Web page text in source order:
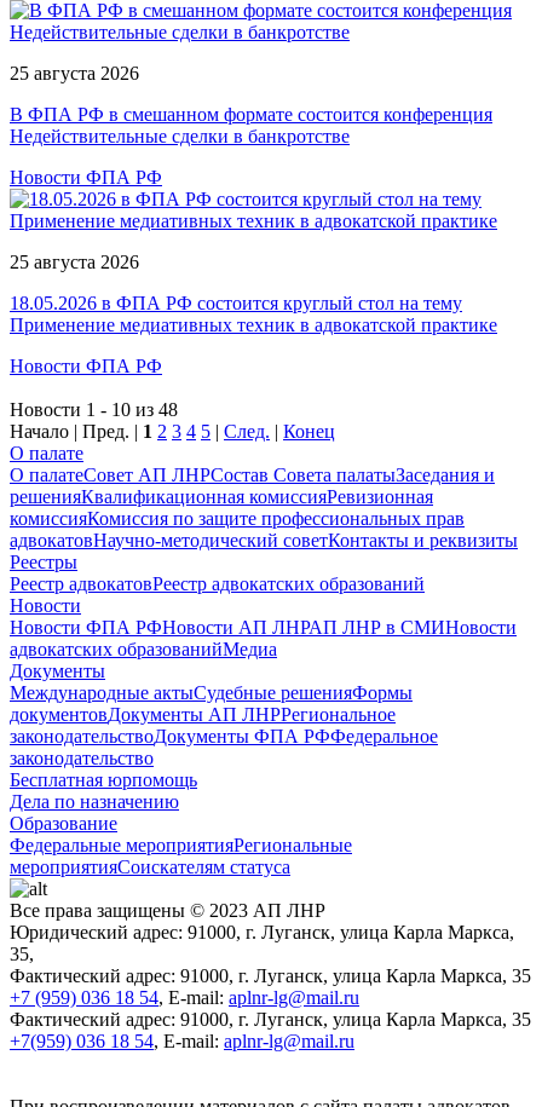
25 августа 2026
В ФПА РФ в смешанном формате состоится конференция
Недействительные сделки в банкротстве
Новости ФПА РФ
25 августа 2026
18.05.2026 в ФПА РФ состоится круглый стол на тему
Применение медиативных техник в адвокатской практике
Новости ФПА РФ
Новости 1 - 10 из 48
Начало | Пред. | 1 2 3 4 5 | След. | Конец
О палате
О палатеСовет АП ЛНРСостав Совета палатыЗаседания и
решенияКвалификационная комиссияРевизионная
комиссияКомиссия по защите профессиональных прав
адвокатовНаучно-методический советКонтакты и реквизиты
Реестры
Реестр адвокатовРеестр адвокатских образований
Новости
Новости ФПА РФНовости АП ЛНРАП ЛНР в СМИНовости
адвокатских образованийМедиа
Документы
Международные актыСудебные решенияФормы
документовДокументы АП ЛНРРегиональное
законодательствоДокументы ФПА РФФедеральное
законодательство
Бесплатная юрпомощь
Дела по назначению
Образование
Федеральные мероприятияРегиональные
мероприятияСоискателям статуса
Все права защищены © 2023 АП ЛНР
Юридический адрес: 91000, г. Луганск, улица Карла Маркса,
35,
Фактический адрес: 91000, г. Луганск, улица Карла Маркса, 35
+7 (959) 036 18 54, E-mail: aplnr-lg@mail.ru
Фактический адрес: 91000, г. Луганск, улица Карла Маркса, 35
+7(959) 036 18 54, E-mail: aplnr-lg@mail.ru